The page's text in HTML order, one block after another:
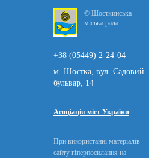
© Шосткинська
міська рада
+38 (05449) 2-24-04
м. Шостка, вул. Садовий
бульвар, 14
Асоціація міст України
При використанні матеріалів
сайту гіперпосилання на